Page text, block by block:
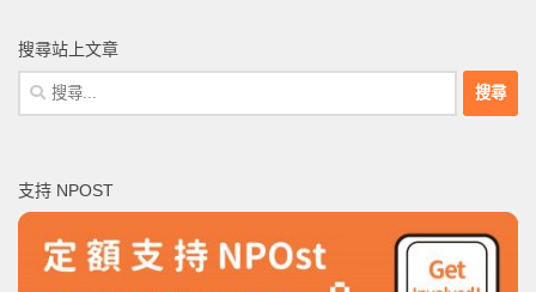
搜尋站上文章
搜
尋
字:
支持 NPOST